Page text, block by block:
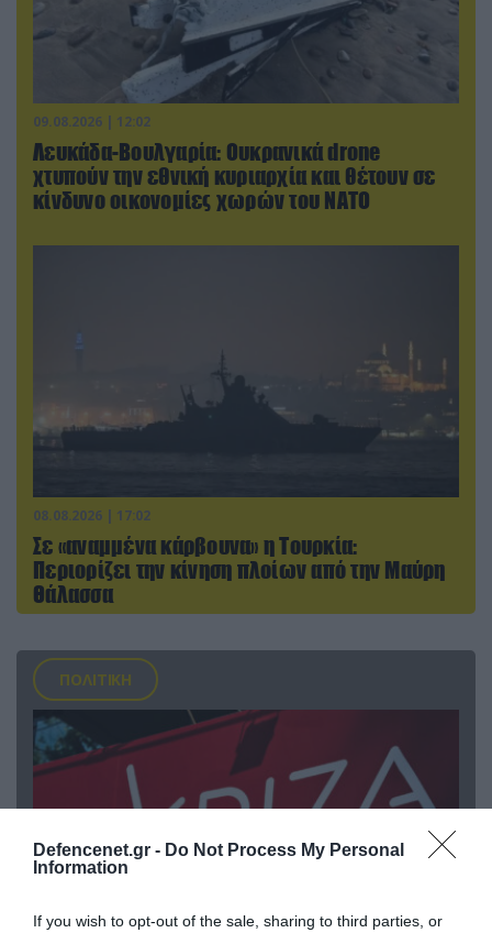
Defencenet.gr - Do Not Process My Personal
Information
If you wish to opt-out of the sale, sharing to third parties, or
09.08.2026 | 12:02
Λευκάδα-Βουλγαρία: Ουκρανικά drone
χτυπούν την εθνική κυριαρχία και θέτουν σε
κίνδυνο οικονομίες χωρών του ΝΑΤΟ
08.08.2026 | 17:02
Σε «αναμμένα κάρβουνα» η Τουρκία:
Περιορίζει την κίνηση πλοίων από την Μαύρη
Θάλασσα
ΠΟΛΙΤΙΚΗ